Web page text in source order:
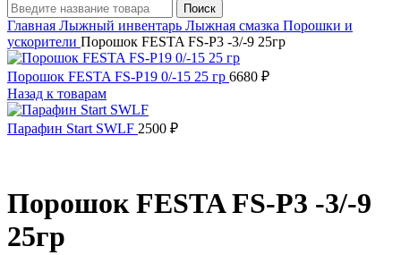
Поиск
Главная Лыжный инвентарь Лыжная смазка Порошки и
ускорители Порошок FESTA FS-P3 -3/-9 25гр
Порошок FESTA FS-P19 0/-15 25 гр 6680 ₽
Назад к товарам
Парафин Start SWLF 2500 ₽
Порошок FESTA FS-P3 -3/-9
25гр